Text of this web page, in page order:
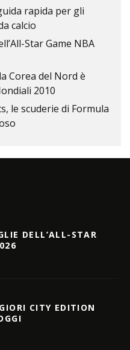
rapida per gli
calcio
Star Game NBA
Corea del Nord è
2010
le scuderie di Formula
DELL’ALL-STAR
CITY EDITION